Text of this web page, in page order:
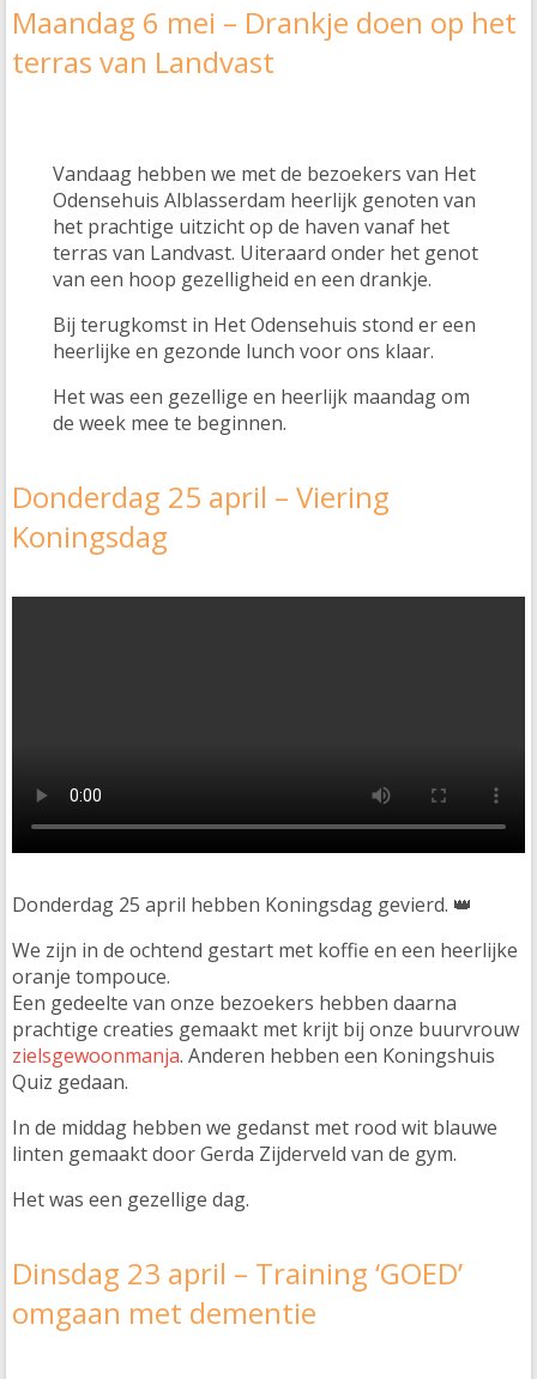
Maandag 6 mei – Drankje doen op het
terras van Landvast
Vandaag hebben we met de bezoekers van Het
Odensehuis Alblasserdam heerlijk genoten van
het prachtige uitzicht op de haven vanaf het
terras van Landvast. Uiteraard onder het genot
van een hoop gezelligheid en een drankje.
Bij terugkomst in Het Odensehuis stond er een
heerlijke en gezonde lunch voor ons klaar.
Het was een gezellige en heerlijk maandag om
de week mee te beginnen.
Donderdag 25 april – Viering
Koningsdag
Donderdag 25 april hebben Koningsdag gevierd. 👑
We zijn in de ochtend gestart met koffie en een heerlijke
oranje tompouce.
Een gedeelte van onze bezoekers hebben daarna
prachtige creaties gemaakt met krijt bij onze buurvrouw
zielsgewoonmanja. Anderen hebben een Koningshuis
Quiz gedaan.
In de middag hebben we gedanst met rood wit blauwe
linten gemaakt door Gerda Zijderveld van de gym.
Het was een gezellige dag.
Dinsdag 23 april – Training ‘GOED’
omgaan met dementie